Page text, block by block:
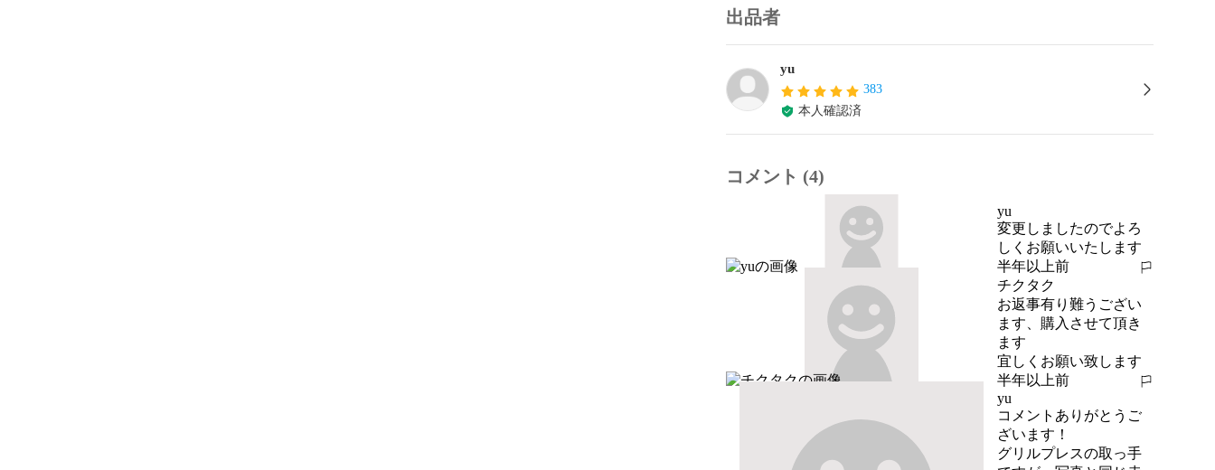
出品者
yu
383
本人確認済
コメント (4)
yu
変更しましたのでよろ
しくお願いいたします
半年以上前
報告する
チクタク
お返事有り難うござい
ます、購入させて頂き
ます
宜しくお願い致します
半年以上前
報告する
yu
コメントありがとうご
ざいます！
グリルプレスの取っ手